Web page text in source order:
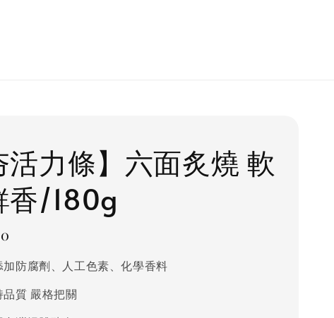
活力條】六面炙燒 軟
香/180g
加防腐劑、人工色素、化學香料
品質 嚴格把關